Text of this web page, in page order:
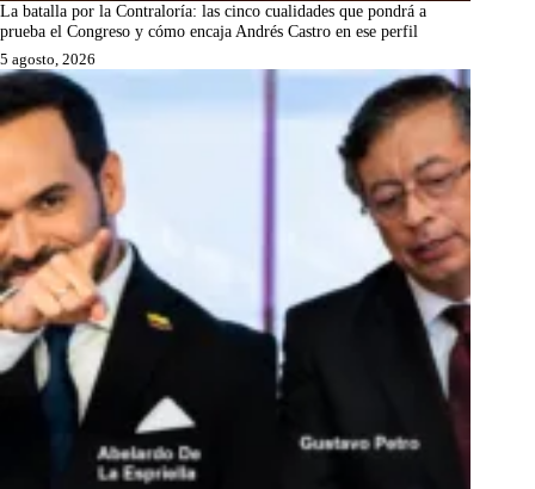
La batalla por la Contraloría: las cinco cualidades que pondrá a
prueba el Congreso y cómo encaja Andrés Castro en ese perfil
5 agosto, 2026